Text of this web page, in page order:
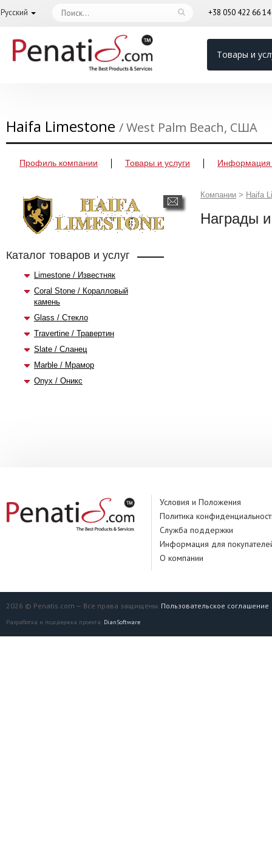
Русский +38 050 422 66 14
Товары и
Haifa Limestone / West Palm Beach, США
Профиль компании Товары и услуги Информация
Каталог товаров и услуг
Limestone / Известняк
Coral Stone / Коралловый
камень
Glass / Стекло
Travertine / Травертин
Slate / Сланец
Marble / Мрамор
Onyx / Оникс
Компании > Haifa
Награды
Условия и Положения
Политика
Служба поддержки
Информация для
О компании
2026 © Penatis.com — Все права защищены. Пользовательское соглашение
Разработка и поддержка проекта: DianSoftware